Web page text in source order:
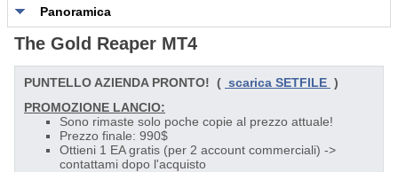
Panoramica
The Gold Reaper MT4
PUNTELLO AZIENDA PRONTO! ( scarica SETFILE )
PROMOZIONE LANCIO:
Sono rimaste solo poche copie al prezzo attuale!
Prezzo finale: 990$
Ottieni 1 EA gratis (per 2 account commerciali) ->
contattami dopo l'acquisto